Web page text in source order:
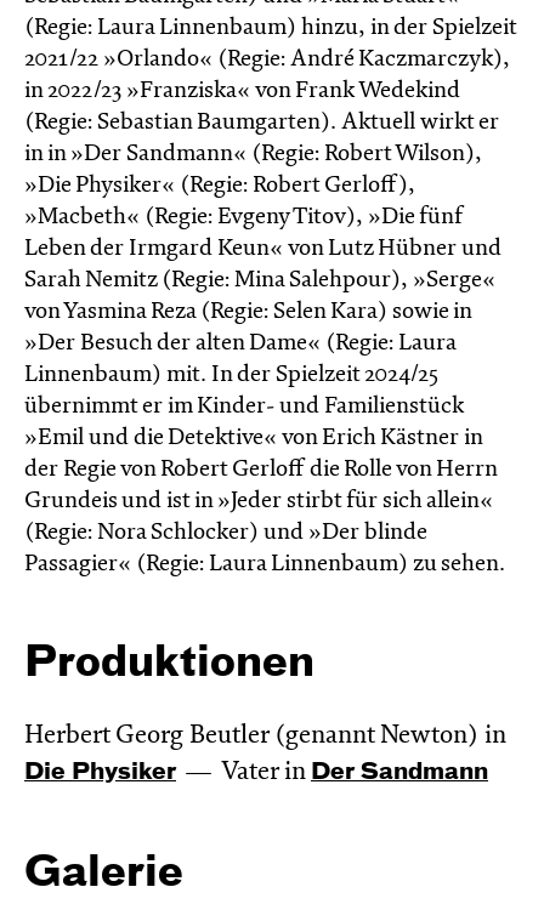
(Regie: Laura Linnenbaum) hinzu, in der Spielzeit
2021/22 »Orlando« (Regie: André Kaczmarczyk),
in 2022/23 »Franziska« von Frank Wedekind
(Regie: Sebastian Baumgarten). Aktuell wirkt er
in in »Der Sandmann« (Regie: Robert Wilson),
»Die Physiker« (Regie: Robert Gerloff),
»Macbeth« (Regie: Evgeny Titov), »Die fünf
Leben der Irmgard Keun« von Lutz Hübner und
Sarah Nemitz (Regie: Mina Salehpour), »Serge«
von Yasmina Reza (Regie: Selen Kara) sowie in
»Der Besuch der alten Dame« (Regie: Laura
Linnenbaum) mit. In der Spielzeit 2024/25
übernimmt er im Kinder- und Familienstück
»Emil und die Detektive« von Erich Kästner in
der Regie von Robert Gerloff die Rolle von Herrn
Grundeis und ist in »Jeder stirbt für sich allein«
(Regie: Nora Schlocker) und »Der blinde
Passagier« (Regie: Laura Linnenbaum) zu sehen.
Produktionen
Herbert Georg Beutler (genannt Newton) in
Die Physiker Vater in Der Sandmann
Galerie